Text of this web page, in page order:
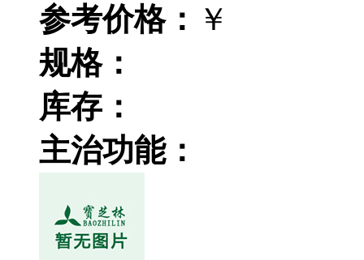
参考价格： ￥
规格：
库存：
主治功能：